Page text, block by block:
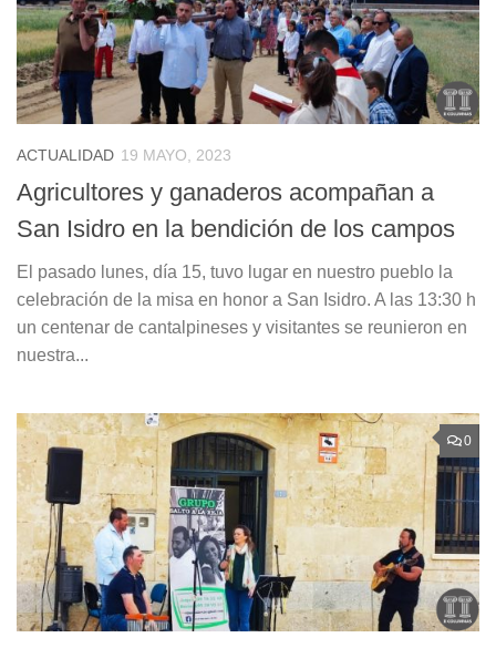
ACTUALIDAD 19 MAYO, 2023
Agricultores y ganaderos acompañan a
San Isidro en la bendición de los campos
El pasado lunes, día 15, tuvo lugar en nuestro pueblo la
celebración de la misa en honor a San Isidro. A las 13:30 h
un centenar de cantalpineses y visitantes se reunieron en
nuestra...
0